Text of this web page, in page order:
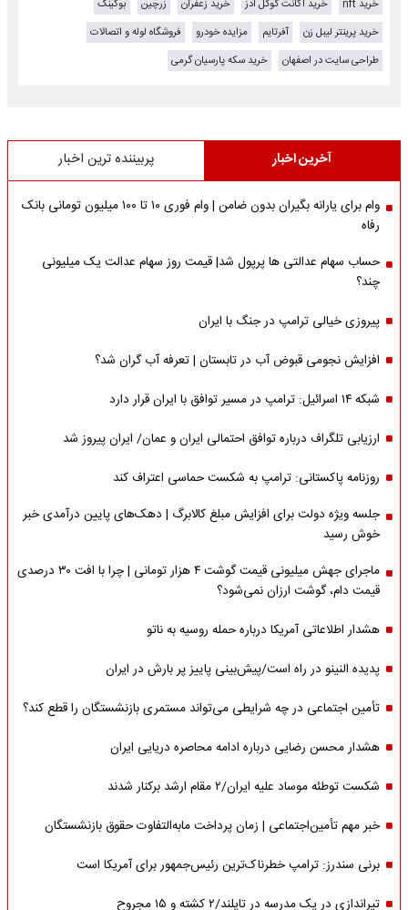
خرید nft
خرید اکانت گوگل ادز خرید زعفران زرچین
بوکینگ
خرید پرینتر لیبل زن
آفرتایم مزایده خودرو
فروشگاه لوله و اتصالات
طراحی سایت در اصفهان
خرید سکه پارسیان گرمی
آخرین اخبار پربیننده ترین اخبار
وام برای یارانه بگیران بدون ضامن | وام فوری ۱۰ تا ۱۰۰ میلیون تومانی بانک
رفاه
حساب سهام عدالتی ها پرپول شد| قیمت روز سهام عدالت یک میلیونی
چند؟
پیروزی خیالی ترامپ در جنگ با ایران
افزایش نجومی قبوض آب در تابستان | تعرفه آب گران شد؟
شبکه ۱۴ اسرائیل: ترامپ در مسیر توافق با ایران قرار دارد
ارزیابی تلگراف درباره توافق احتمالی ایران و عمان/ ایران پیروز شد
روزنامه پاکستانی: ترامپ به شکست حماسی اعتراف کند
جلسه ویژه دولت برای افزایش مبلغ کالابرگ | دهک‌های پایین درآمدی خبر
خوش رسید
ماجرای جهش میلیونی قیمت گوشت ۴ هزار تومانی | چرا با افت ۳۰ درصدی
قیمت دام، گوشت ارزان نمی‌شود؟
هشدار اطلاعاتی آمریکا درباره حمله روسیه به ناتو
پدیده النینو در راه است/پیش‌بینی پاییز پر بارش در ایران
تأمین اجتماعی در چه شرایطی می‌تواند مستمری بازنشستگان را قطع کند؟
هشدار محسن رضایی درباره ادامه محاصره دریایی ایران
شکست توطئه موساد علیه ایران/۲ مقام‌ ارشد برکنار شدند
خبر مهم تأمین‌اجتماعی | زمان پرداخت مابه‌التفاوت حقوق بازنشستگان
برنی سندرز: ترامپ خطرناک‌ترین رئیس‌جمهور برای آمریکا است
تیراندازی در یک مدرسه در تایلند/۲ کشته و ۱۵ مجروح